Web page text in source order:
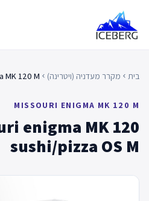
content
בית chevron_left מקרר מעדניה (ויטרינה) chevron_left
MK 120 M
MISSOURI ENIGMA MK 120 M
enigma MK 120
sushi/pizza OS M